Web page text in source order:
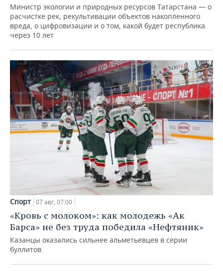
Министр экологии и природных ресурсов Татарстана — о
расчистке рек, рекультивации объектов накопленного
вреда, о цифровизации и о том, какой будет республика
через 10 лет
Спорт 07 авг, 07:00
«Кровь с молоком»: как молодежь «Ак
Барса» не без труда победила «Нефтяник»
Казанцы оказались сильнее альметьевцев в серии
буллитов